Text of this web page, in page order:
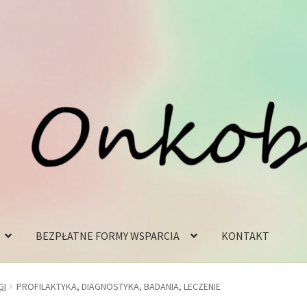
BEZPŁATNE FORMY WSPARCIA KONTAKT
PROFILAKTYKA, DIAGNOSTYKA, BADANIA, LECZENIE